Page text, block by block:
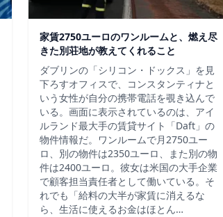
家賃2750ユーロのワンルームと、燃え尽
きた別荘地が教えてくれること
ダブリンの「シリコン・ドックス」を見
下ろすオフィスで、コンスタンティナと
いう女性が自分の携帯電話を覗き込んで
いる。画面に表示されているのは、アイ
ルランド最大手の賃貸サイト「Daft」の
物件情報だ。ワンルームで月2750ユー
ロ、別の物件は2350ユーロ、また別の物
件は2400ユーロ。彼女は米国の大手企業
で顧客担当責任者として働いている。そ
れでも「給料の大半が家賃に消えるな
ら、生活に使えるお金はほとん…